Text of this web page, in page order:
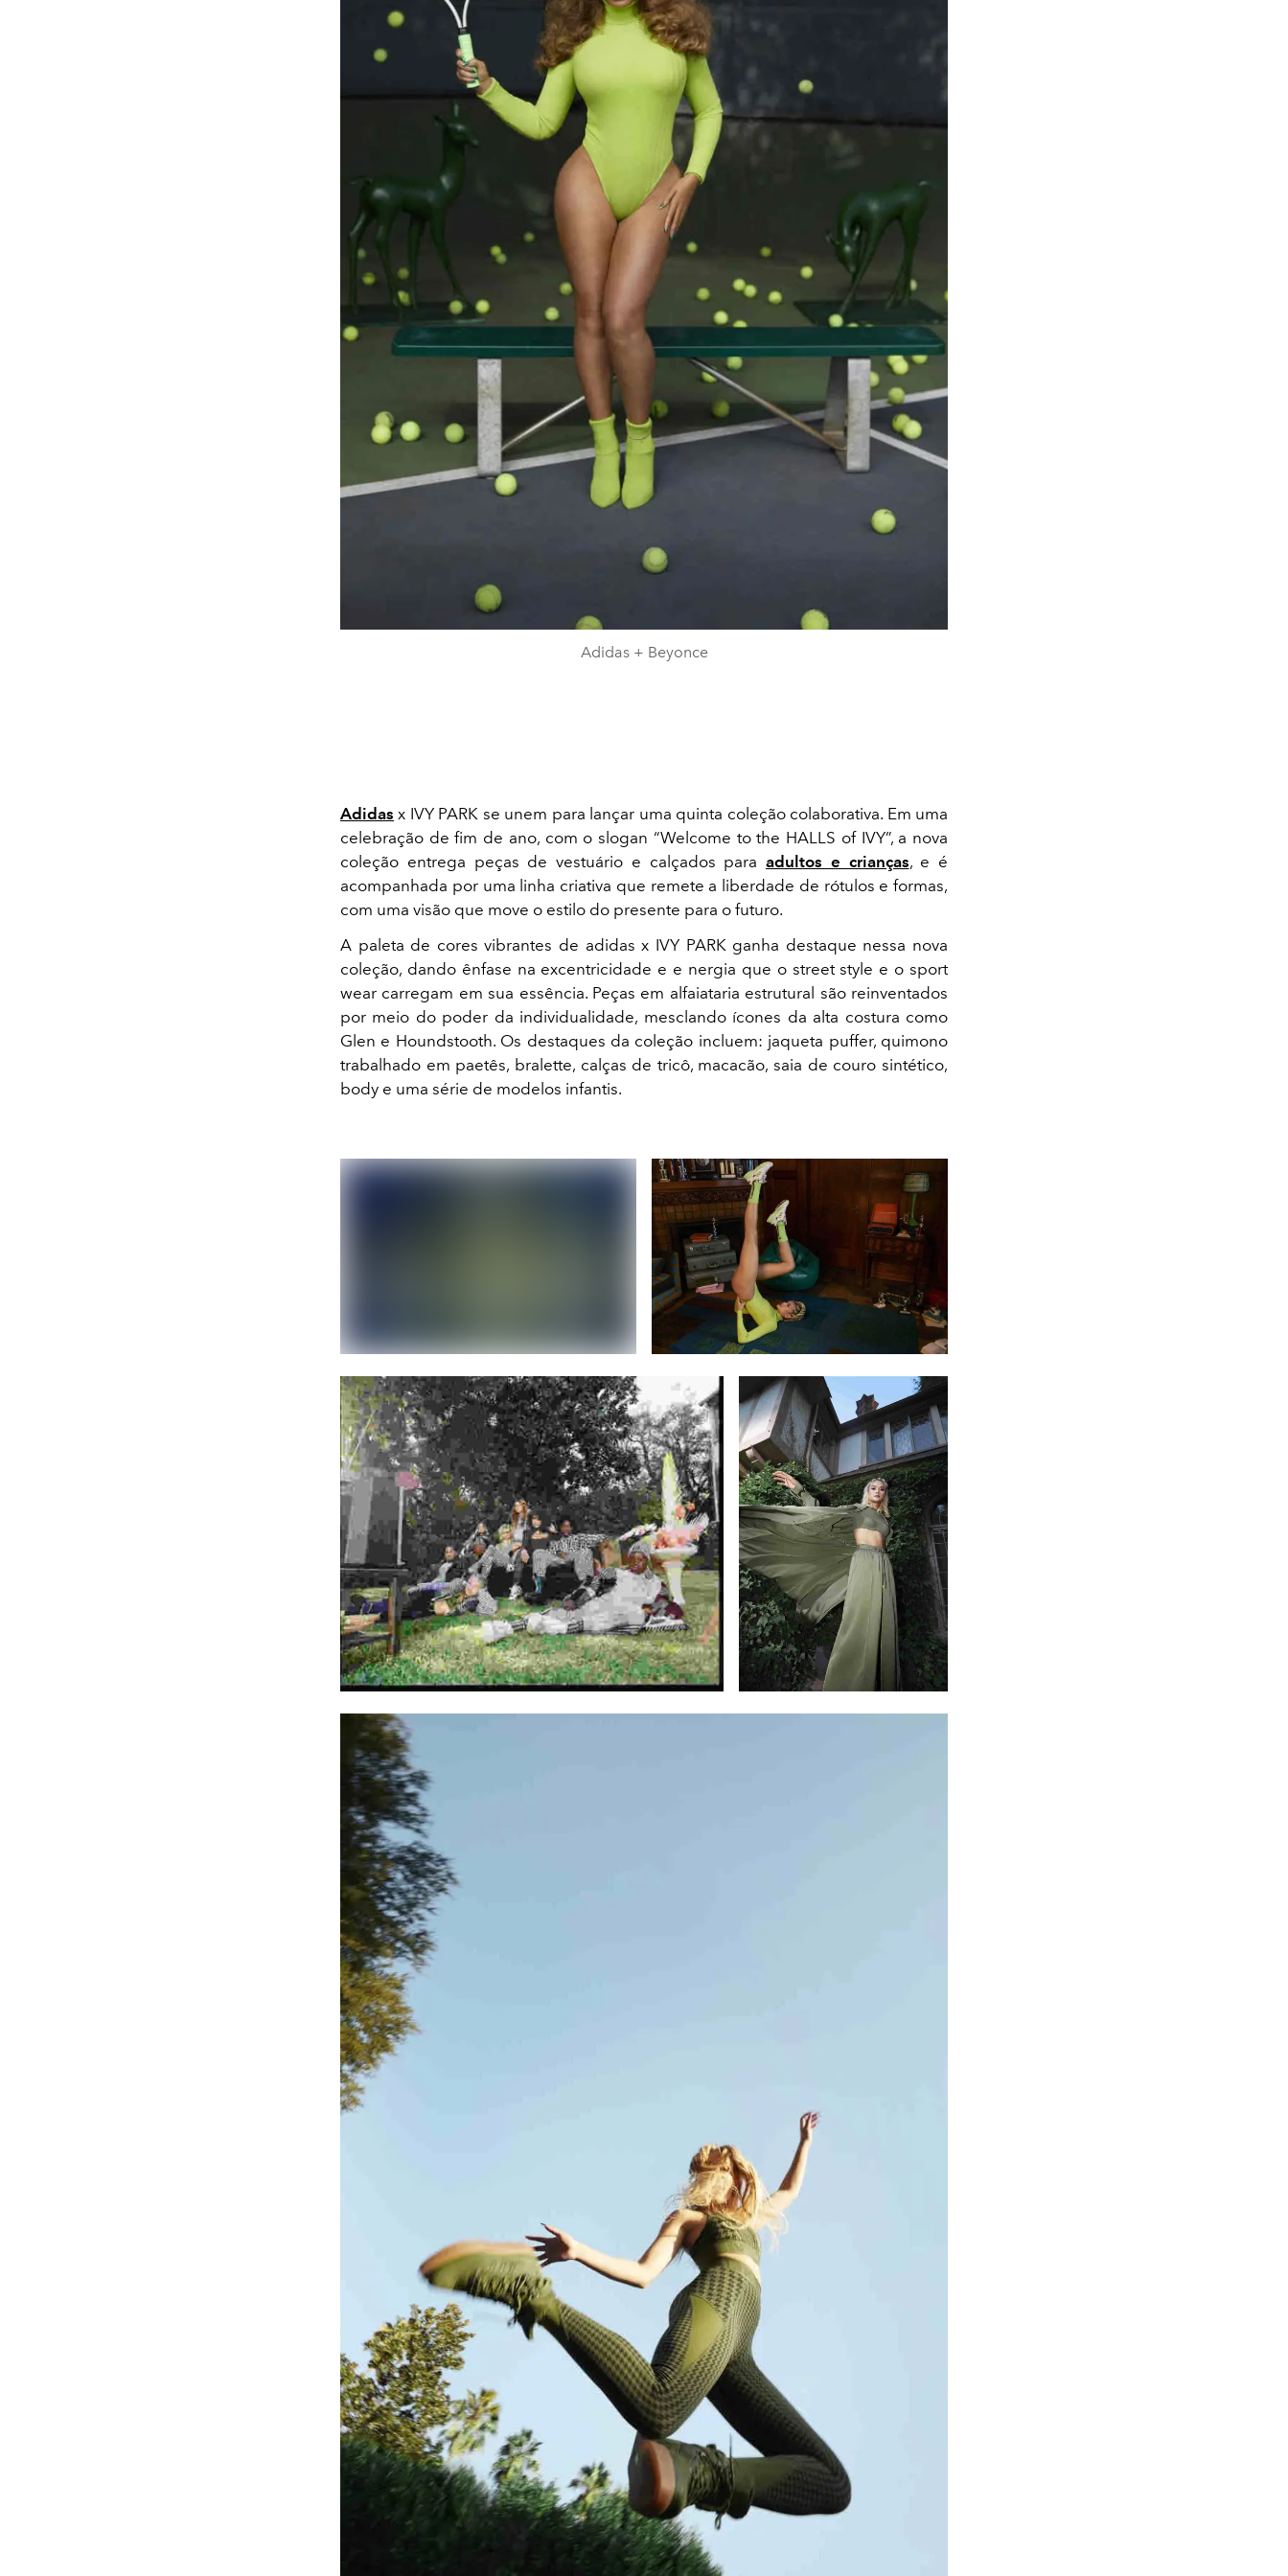
Adidas + Beyonce
Adidas x IVY PARK se unem para lançar uma quinta coleção colaborativa. Em uma
celebração de fim de ano, com o slogan “Welcome to the HALLS of IVY”, a nova
coleção entrega peças de vestuário e calçados para adultos e crianças, e é
acompanhada por uma linha criativa que remete a liberdade de rótulos e formas,
com uma visão que move o estilo do presente para o futuro.
A paleta de cores vibrantes de adidas x IVY PARK ganha destaque nessa nova
coleção, dando ênfase na excentricidade e e nergia que o street style e o sport
wear carregam em sua essência. Peças em alfaiataria estrutural são reinventados
por meio do poder da individualidade, mesclando ícones da alta costura como
Glen e Houndstooth. Os destaques da coleção incluem: jaqueta puffer, quimono
trabalhado em paetês, bralette, calças de tricô, macacão, saia de couro sintético,
body e uma série de modelos infantis.